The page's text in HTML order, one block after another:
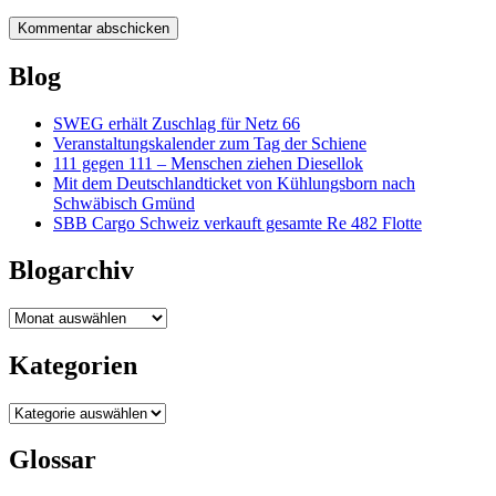
Blog
SWEG erhält Zuschlag für Netz 66
Veranstaltungskalender zum Tag der Schiene
111 gegen 111 – Menschen ziehen Diesellok
Mit dem Deutschlandticket von Kühlungsborn nach
Schwäbisch Gmünd
SBB Cargo Schweiz verkauft gesamte Re 482 Flotte
Blogarchiv
Blogarchiv
Kategorien
Kategorien
Glossar